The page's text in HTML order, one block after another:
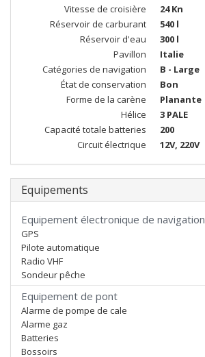
Vitesse de croisière
24 Kn
Réservoir de carburant
540 l
Réservoir d'eau
300 l
Pavillon
Italie
Catégories de navigation
B - Large
État de conservation
Bon
Forme de la carène
Planante
Hélice
3 PALE
Capacité totale batteries
200
Circuit électrique
12V, 220V
Equipements
Equipement électronique de navigation
GPS
Pilote automatique
Radio VHF
Sondeur pêche
Equipement de pont
Alarme de pompe de cale
Alarme gaz
Batteries
Bossoirs